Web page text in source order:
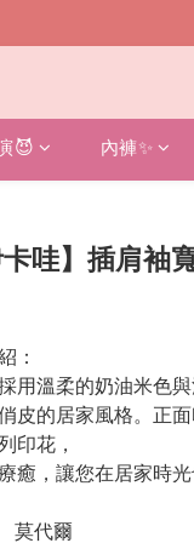
😈 內褲✨
卡哇】插肩袖
：
用溫柔的奶油米色
皮的居家風格。正
印花，
癒，讓您在居家時光
莫代爾